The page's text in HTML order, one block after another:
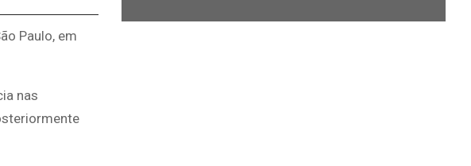
Paulo, em
nas